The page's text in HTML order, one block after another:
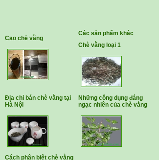
Các sản phẩm khác
Cao chè vằng
Chè vằng loại 1
Địa chỉ bán chè vằng tại
Hà Nội
Những công dụng đáng
ngạc nhiên của chè vằng
Cách phân biệt chè vằng